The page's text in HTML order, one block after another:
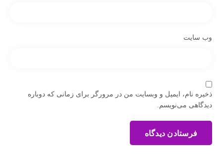
وب‌ سایت
ذخیره نام، ایمیل و وبسایت من در مرورگر برای زمانی که دوباره
دیدگاهی می‌نویسم.
فرستادن دیدگاه